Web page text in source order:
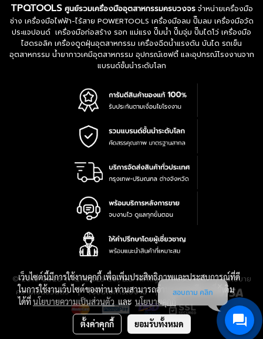
TPQTOOLS ศูนย์รวมเครื่องมืออุตสาหกรรมครบวงจรจำหน่ายเครื่องมือ
ช่าง เครื่องมือไฟฟ้า-ไร้สาย POWERTOOLS เครื่องมือลม ปั๊มลม เครื่องมือวัด
ประแจปอนด์ เครื่องมือก่อสร้าง รอก แม่แรง ปั๊มน้ำ ปั๊มจุ่ม ปั๊มไดโว่ เครื่องมือ
ไฮดรอลิค เครื่องดูดฝุ่นอุตสาหกรรม เครื่องฉีดน้ำแรงดัน บันได รถเข็น
อุตสาหกรรม น้ำยากาวเคมีอุตสาหกรรม อุปกรณ์เซฟตี้ และอุปกรณ์โรงงานจาก
แบรนด์ชั้นนำระดับโลก
© 2016-2028 TPQTOOLS Co., Ltd. All Rights Reserved.|นโยบาย
ความเป็นส่วนตัว|เงื่อนไขการใช้งาน| แผนที่สินค้า
เว็บไซต์นี้มีการใช้งานคุกกี้ เพื่อเพิ่มประสิทธิภาพและประสบการณ์ที่ดี
ในการใช้งานเว็บไซต์ของท่าน ท่านสามารถอ่านรายละเอียดเพิ่มเติม
ได้ที่นโยบายความเป็นส่วนตัว และ นโยบายคุกกี้
ตั้งค่าคุกกี้ ยอมรับทั้งหมด
สอบถาม คลิก